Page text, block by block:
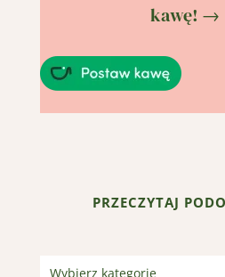
kawę! →
PRZECZYTAJ
Kategorie